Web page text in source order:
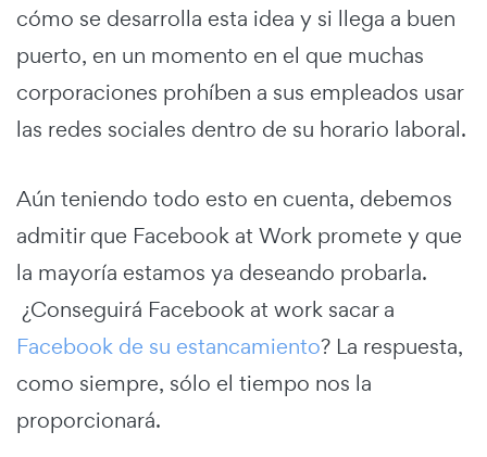
cómo se desarrolla esta idea y si llega a buen
puerto, en un momento en el que muchas
corporaciones prohíben a sus empleados usar
las redes sociales dentro de su horario laboral.
Aún teniendo todo esto en cuenta, debemos
admitir que Facebook at Work promete y que
la mayoría estamos ya deseando probarla.
¿Conseguirá Facebook at work sacar a
Facebook de su estancamiento? La respuesta,
como siempre, sólo el tiempo nos la
proporcionará.